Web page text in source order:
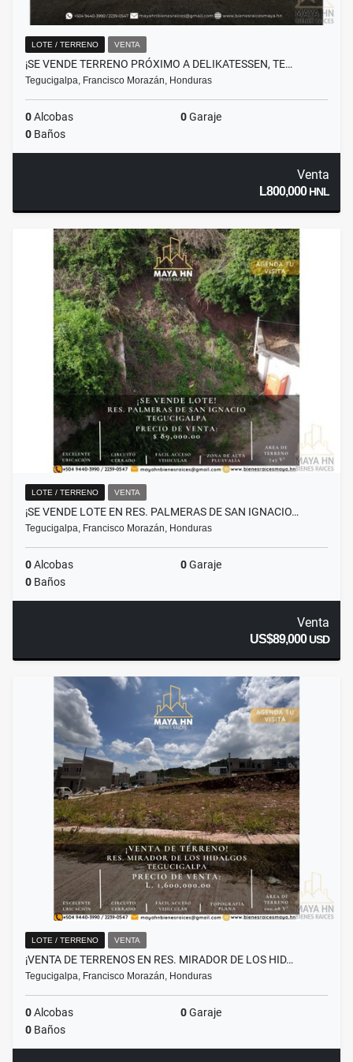
LOTE / TERRENO VENTA
¡SE VENDE TERRENO PRÓXIMO A DELIKATESSEN, TE…
Tegucigalpa, Francisco Morazán, Honduras
0Alcobas 0Garaje
0 Baños
Venta
L800,000HNL
LOTE / TERRENO VENTA
¡SE VENDE LOTE EN RES. PALMERAS DE SAN IGNACIO…
Tegucigalpa, Francisco Morazán, Honduras
0Alcobas 0Garaje
0 Baños
Venta
US$89,000USD
LOTE / TERRENO VENTA
¡VENTA DE TERRENOS EN RES. MIRADOR DE LOS HID…
Tegucigalpa, Francisco Morazán, Honduras
0Alcobas 0Garaje
0 Baños